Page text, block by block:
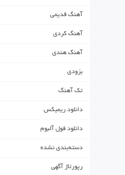
آهنگ قدیمی
آهنگ کردی
آهنگ هندی
بزودی
تک آهنگ
دانلود ریمیکس
دانلود فول آلبوم
دسته‌بندی نشده
رپورتاژ آگهی